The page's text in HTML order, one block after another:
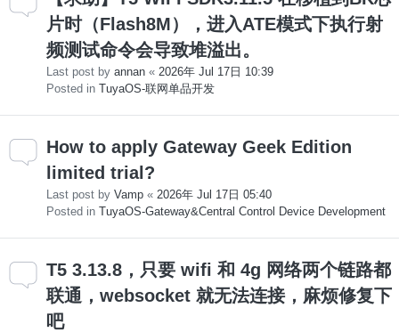
片时（Flash8M），进入ATE模式下执行射
频测试命令会导致堆溢出。
Last post by annan « 2026年 Jul 17日 10:39
Posted in TuyaOS-联网单品开发
How to apply Gateway Geek Edition
limited trial?
Last post by Vamp « 2026年 Jul 17日 05:40
Posted in TuyaOS-Gateway&Central Control Device Development
T5 3.13.8，只要 wifi 和 4g 网络两个链路都
联通，websocket 就无法连接，麻烦修复下
吧